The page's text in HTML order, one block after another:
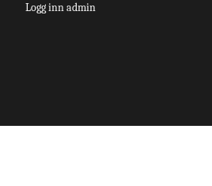
Logg inn admin